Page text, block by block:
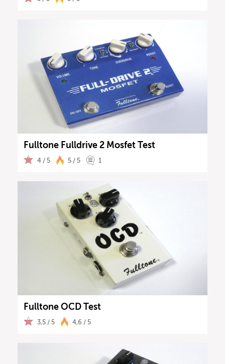
Fulltone Fulldrive 2 Mosfet Test
4 / 5 5 / 5 1
Fulltone OCD Test
3,5 / 5 4,6 / 5